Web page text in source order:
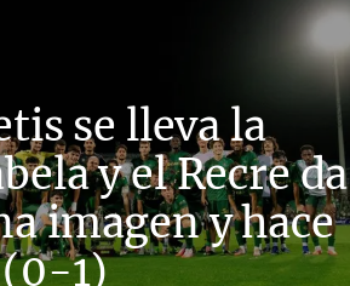
se lleva la
y el Recre da
imagen y hace
1)